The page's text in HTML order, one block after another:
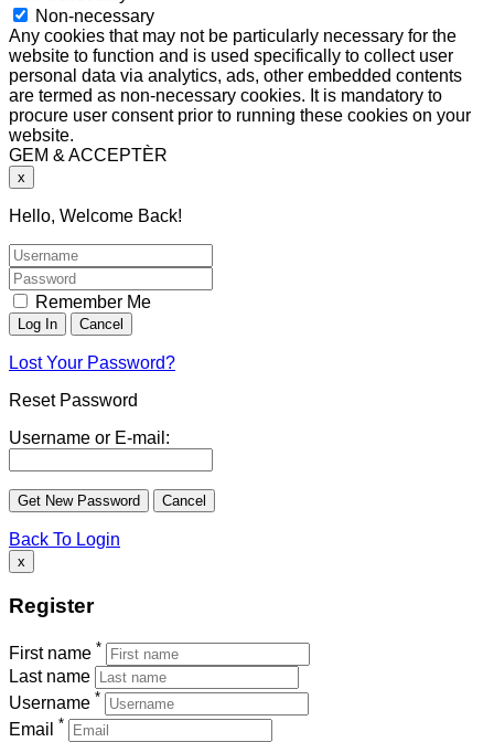
Non-necessary
Any cookies that may not be particularly necessary for the
website to function and is used specifically to collect user
personal data via analytics, ads, other embedded contents
are termed as non-necessary cookies. It is mandatory to
procure user consent prior to running these cookies on your
website.
GEM & ACCEPTÈR
x
Hello, Welcome Back!
Remember Me
Lost Your Password?
Reset Password
Username or E-mail:
Back To Login
x
Register
First name *
Last name
Username *
Email *